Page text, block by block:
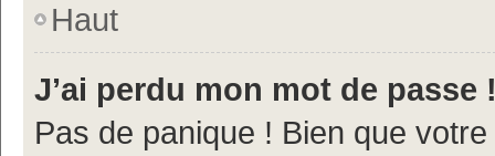
Haut
J’ai perdu mon mot de passe
Pas de panique ! Bien que